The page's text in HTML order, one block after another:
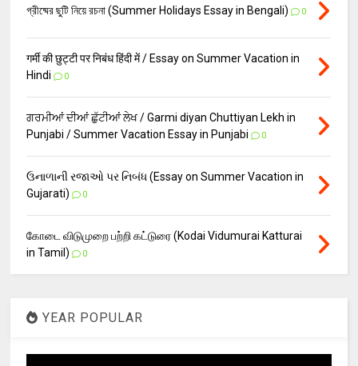
গ্রীষ্মের ছুটি নিয়ে রচনা (Summer Holidays Essay in Bengali) 0
गर्मी की छुट्टी पर निबंध हिंदी में / Essay on Summer Vacation in
Hindi
0
ਗਰਮੀਆਂ ਦੀਆਂ ਛੁੱਟੀਆਂ ਲੇਖ / Garmi diyan Chuttiyan Lekh in
Punjabi / Summer Vacation Essay in Punjabi
0
ઉનાળાની રજાઓ પર નિબંધ (Essay on Summer Vacation in
Gujarati)
0
கோடை விடுமுறை பற்றி கட்டுரை (Kodai Vidumurai Katturai
in Tamil)
0
YEAR POPULAR